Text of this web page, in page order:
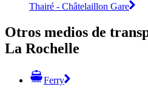
Thairé - Châtelaillon Gare
Otros medios de
La Rochelle
Ferry